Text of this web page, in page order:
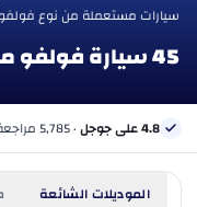
سيارات مستعملة من نوع
45 سيارة فولفو مستعملة للبيع في دبي
4.8 على جوجل · 5,785 مراجعة
الموديلات الشائعة